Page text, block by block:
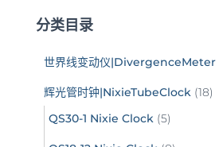
分类目录
世界线变动仪|DivergenceMeter
辉光管时钟|NixieTubeClock (18)
QS30-1 Nixie Clock (5)